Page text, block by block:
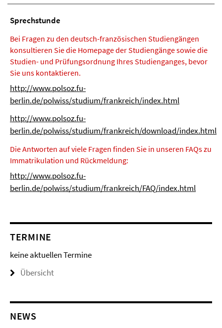
Sprechstunde
Bei Fragen zu den deutsch-französischen Studiengängen
konsultieren Sie die Homepage der Studiengänge sowie die
Studien- und Prüfungsordnung Ihres Studienganges, bevor
Sie uns kontaktieren.
http://www.polsoz.fu-
berlin.de/polwiss/studium/frankreich/index.html
http://www.polsoz.fu-
berlin.de/polwiss/studium/frankreich/download/index.html
Die Antworten auf viele Fragen finden Sie in unseren FAQs zu
Immatrikulation und Rückmeldung:
http://www.polsoz.fu-
berlin.de/polwiss/studium/frankreich/FAQ/index.html
TERMINE
keine aktuellen Termine
Übersicht
NEWS